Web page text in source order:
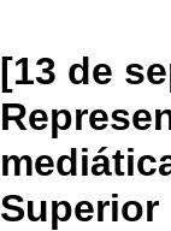
[13 de
Superior